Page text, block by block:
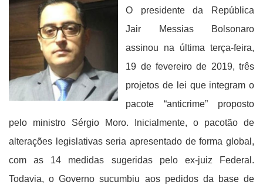
O presidente da República
Jair Messias Bolsonaro
assinou na última terça-feira,
19 de fevereiro de 2019, três
projetos de lei que integram o
pacote “anticrime” proposto
pelo ministro Sérgio Moro. Inicialmente, o pacotão de
alterações legislativas seria apresentado de forma global,
com as 14 medidas sugeridas pelo ex-juiz Federal.
Todavia, o Governo sucumbiu aos pedidos da base de